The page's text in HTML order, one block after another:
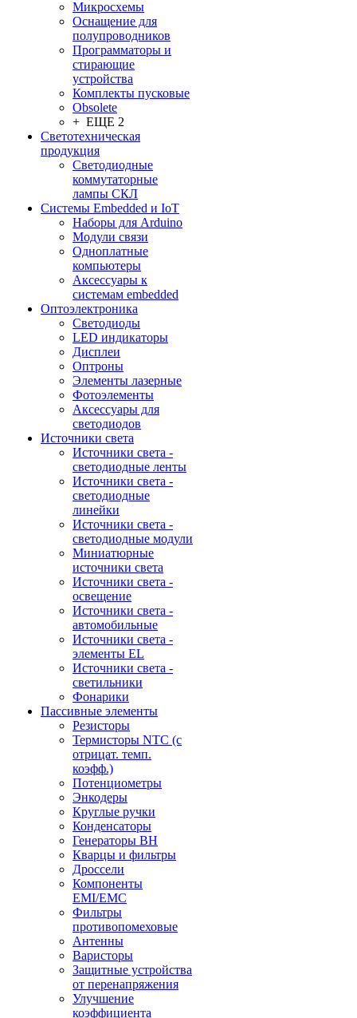
Микросхемы
Оснащение для
полупроводников
Программаторы и
стирающие
устройства
Комплекты пусковые
Obsolete
+ ЕЩЕ 2
Светотехническая
продукция
Светодиодные
коммутаторные
лампы СКЛ
Системы Embedded и IoT
Наборы для Arduino
Модули связи
Одноплатные
компьютеры
Аксессуары к
системам embedded
Oптоэлектроника
Светодиоды
LED индикаторы
Дисплеи
Оптроны
Элементы лазерные
Фотоэлементы
Аксессуары для
светодиодов
Источники света
Источники света -
светодиодные ленты
Источники света -
светодиодные
линейки
Источники света -
светодиодные модули
Миниатюрные
источники света
Источники света -
освещение
Источники света -
автомобильные
Источники света -
элементы EL
Источники света -
светильники
Фонарики
Пассивные элементы
Резисторы
Термисторы NTC (с
отрицат. темп.
коэфф.)
Потенциометры
Энкодеры
Круглые ручки
Конденсаторы
Генераторы ВН
Кварцы и фильтры
Дроссели
Компоненты
EMI/EMC
Фильтры
противопомеховые
Антенны
Варисторы
Защитные устройства
от перенапряжения
Улучшение
коэффициента